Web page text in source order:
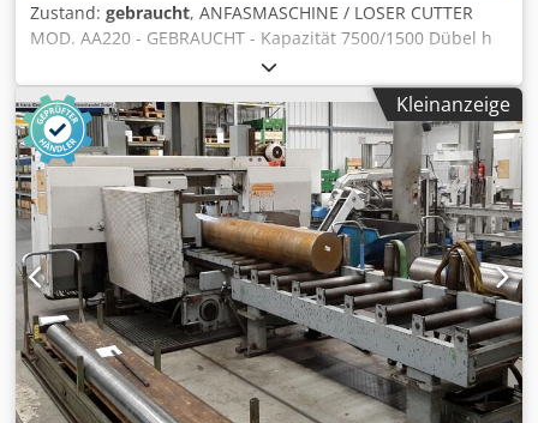
Zustand: gebraucht, ANFASMASCHINE / LOSER CUTTER
MOD. AA220 - GEBRAUCHT - Kapazität 7500/1500 Dübel h
Crodpfx Agoqpdkcoqof - Kapazität 6-18 mm Dübel
Kleinanzeige